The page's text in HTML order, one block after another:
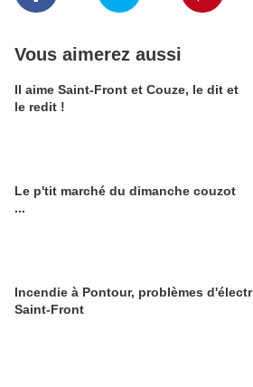
Vous aimerez aussi
Il aime Saint-Front et Couze, le dit et
le redit !
Le p'tit marché du dimanche couzot
...
Incendie à Pontour, problèmes
Saint-Front